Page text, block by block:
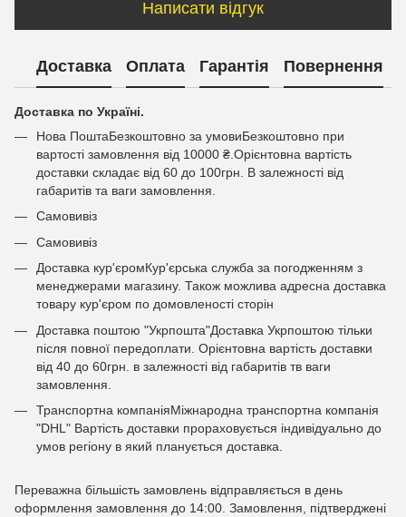
Написати відгук
Доставка Оплата Гарантія Повернення
Доставка по Україні.
Нова ПоштаБезкоштовно за умовиБезкоштовно при
вартості замовлення від 10000 ₴.Орієнтовна вартість
доставки складає від 60 до 100грн. В залежності від
габаритів та ваги замовлення.
Самовивіз
Самовивіз
Доставка кур'єромКур'єрська служба за погодженням з
менеджерами магазину. Також можлива адресна доставка
товару кур'єром по домовленості сторін
Доставка поштою "Укрпошта"Доставка Укрпоштою тільки
після повної передоплати. Орієнтовна вартість доставки
від 40 до 60грн. в залежності від габаритів тв ваги
замовлення.
Транспортна компаніяМіжнародна транспортна компанія
"DHL" Вартість доставки прораховується індивідуально до
умов регіону в який планується доставка.
Переважна більшість замовлень відправляється в день
оформлення замовлення до 14:00. Замовлення, підтверджені